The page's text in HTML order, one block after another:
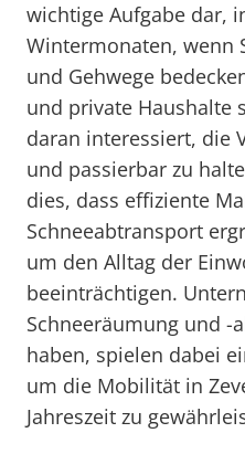
wichtige Aufgabe dar,
Wintermonaten, wenn
und Gehwege
und private Haushalte
daran interessiert, die
und passierbar zu
dies, dass effiziente
Schneeabtransport
um den Alltag der
beeinträchtigen.
Schneeräumung und
haben, spielen dabei
um die Mobilität in
Jahreszeit zu